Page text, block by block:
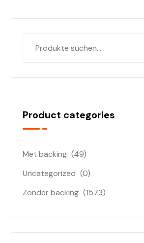
Product categories
Met backing (49)
Uncategorized (0)
Zonder backing (1573)